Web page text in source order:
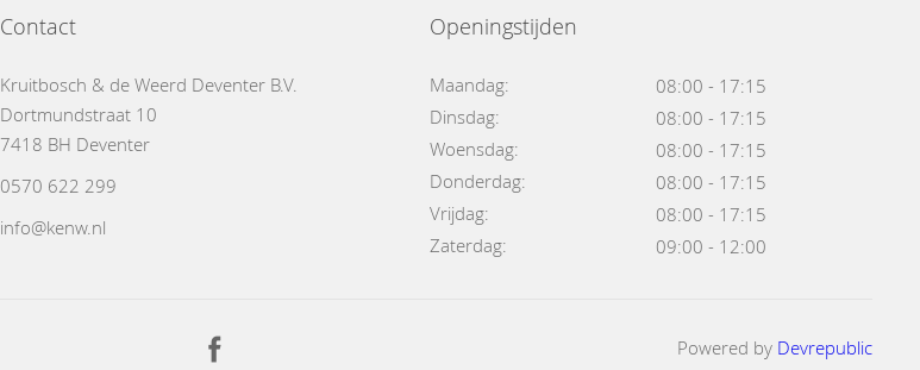
Contact
Kruitbosch & de Weerd Deventer B.V.
Dortmundstraat 10
7418 BH Deventer
0570 622 299
info@kenw.nl
Openingstijden
Maandag:
08:00 - 17:15
Dinsdag:
08:00 - 17:15
Woensdag:
08:00 - 17:15
Donderdag:
08:00 - 17:15
Vrijdag:
08:00 - 17:15
Zaterdag:
09:00 - 12:00
Powered by Devrepublic